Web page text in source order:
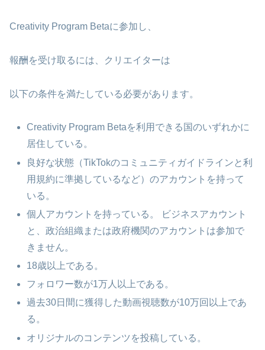
Creativity Program Betaに参加し、
報酬を受け取るには、クリエイターは
以下の条件を満たしている必要があります。
Creativity Program Betaを利用できる国のいずれかに
居住している。
良好な状態（TikTokのコミュニティガイドラインと利
用規約に準拠しているなど）のアカウントを持って
いる。
個人アカウントを持っている。 ビジネスアカウント
と、政治組織または政府機関のアカウントは参加で
きません。
18歳以上である。
フォロワー数が1万人以上である。
過去30日間に獲得した動画視聴数が10万回以上であ
る。
オリジナルのコンテンツを投稿している。